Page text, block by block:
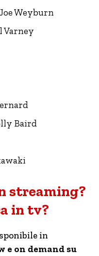
Weyburn
Varney
Baird
streaming?
in tv?
in
e on demand su